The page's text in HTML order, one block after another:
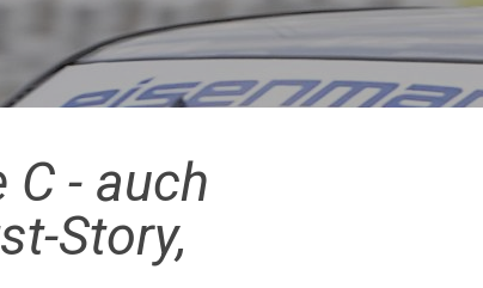
- auch
Story,